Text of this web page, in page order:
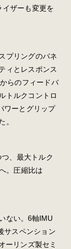
イザーも変更を
プリングのバネ
ィとレスポンス
らのフィードバ
トルクコントロ
ワーとグリップ
。
、最大トルク
。圧縮比は
ない。6軸IMU
サスペンション
ーリンズ製セミ